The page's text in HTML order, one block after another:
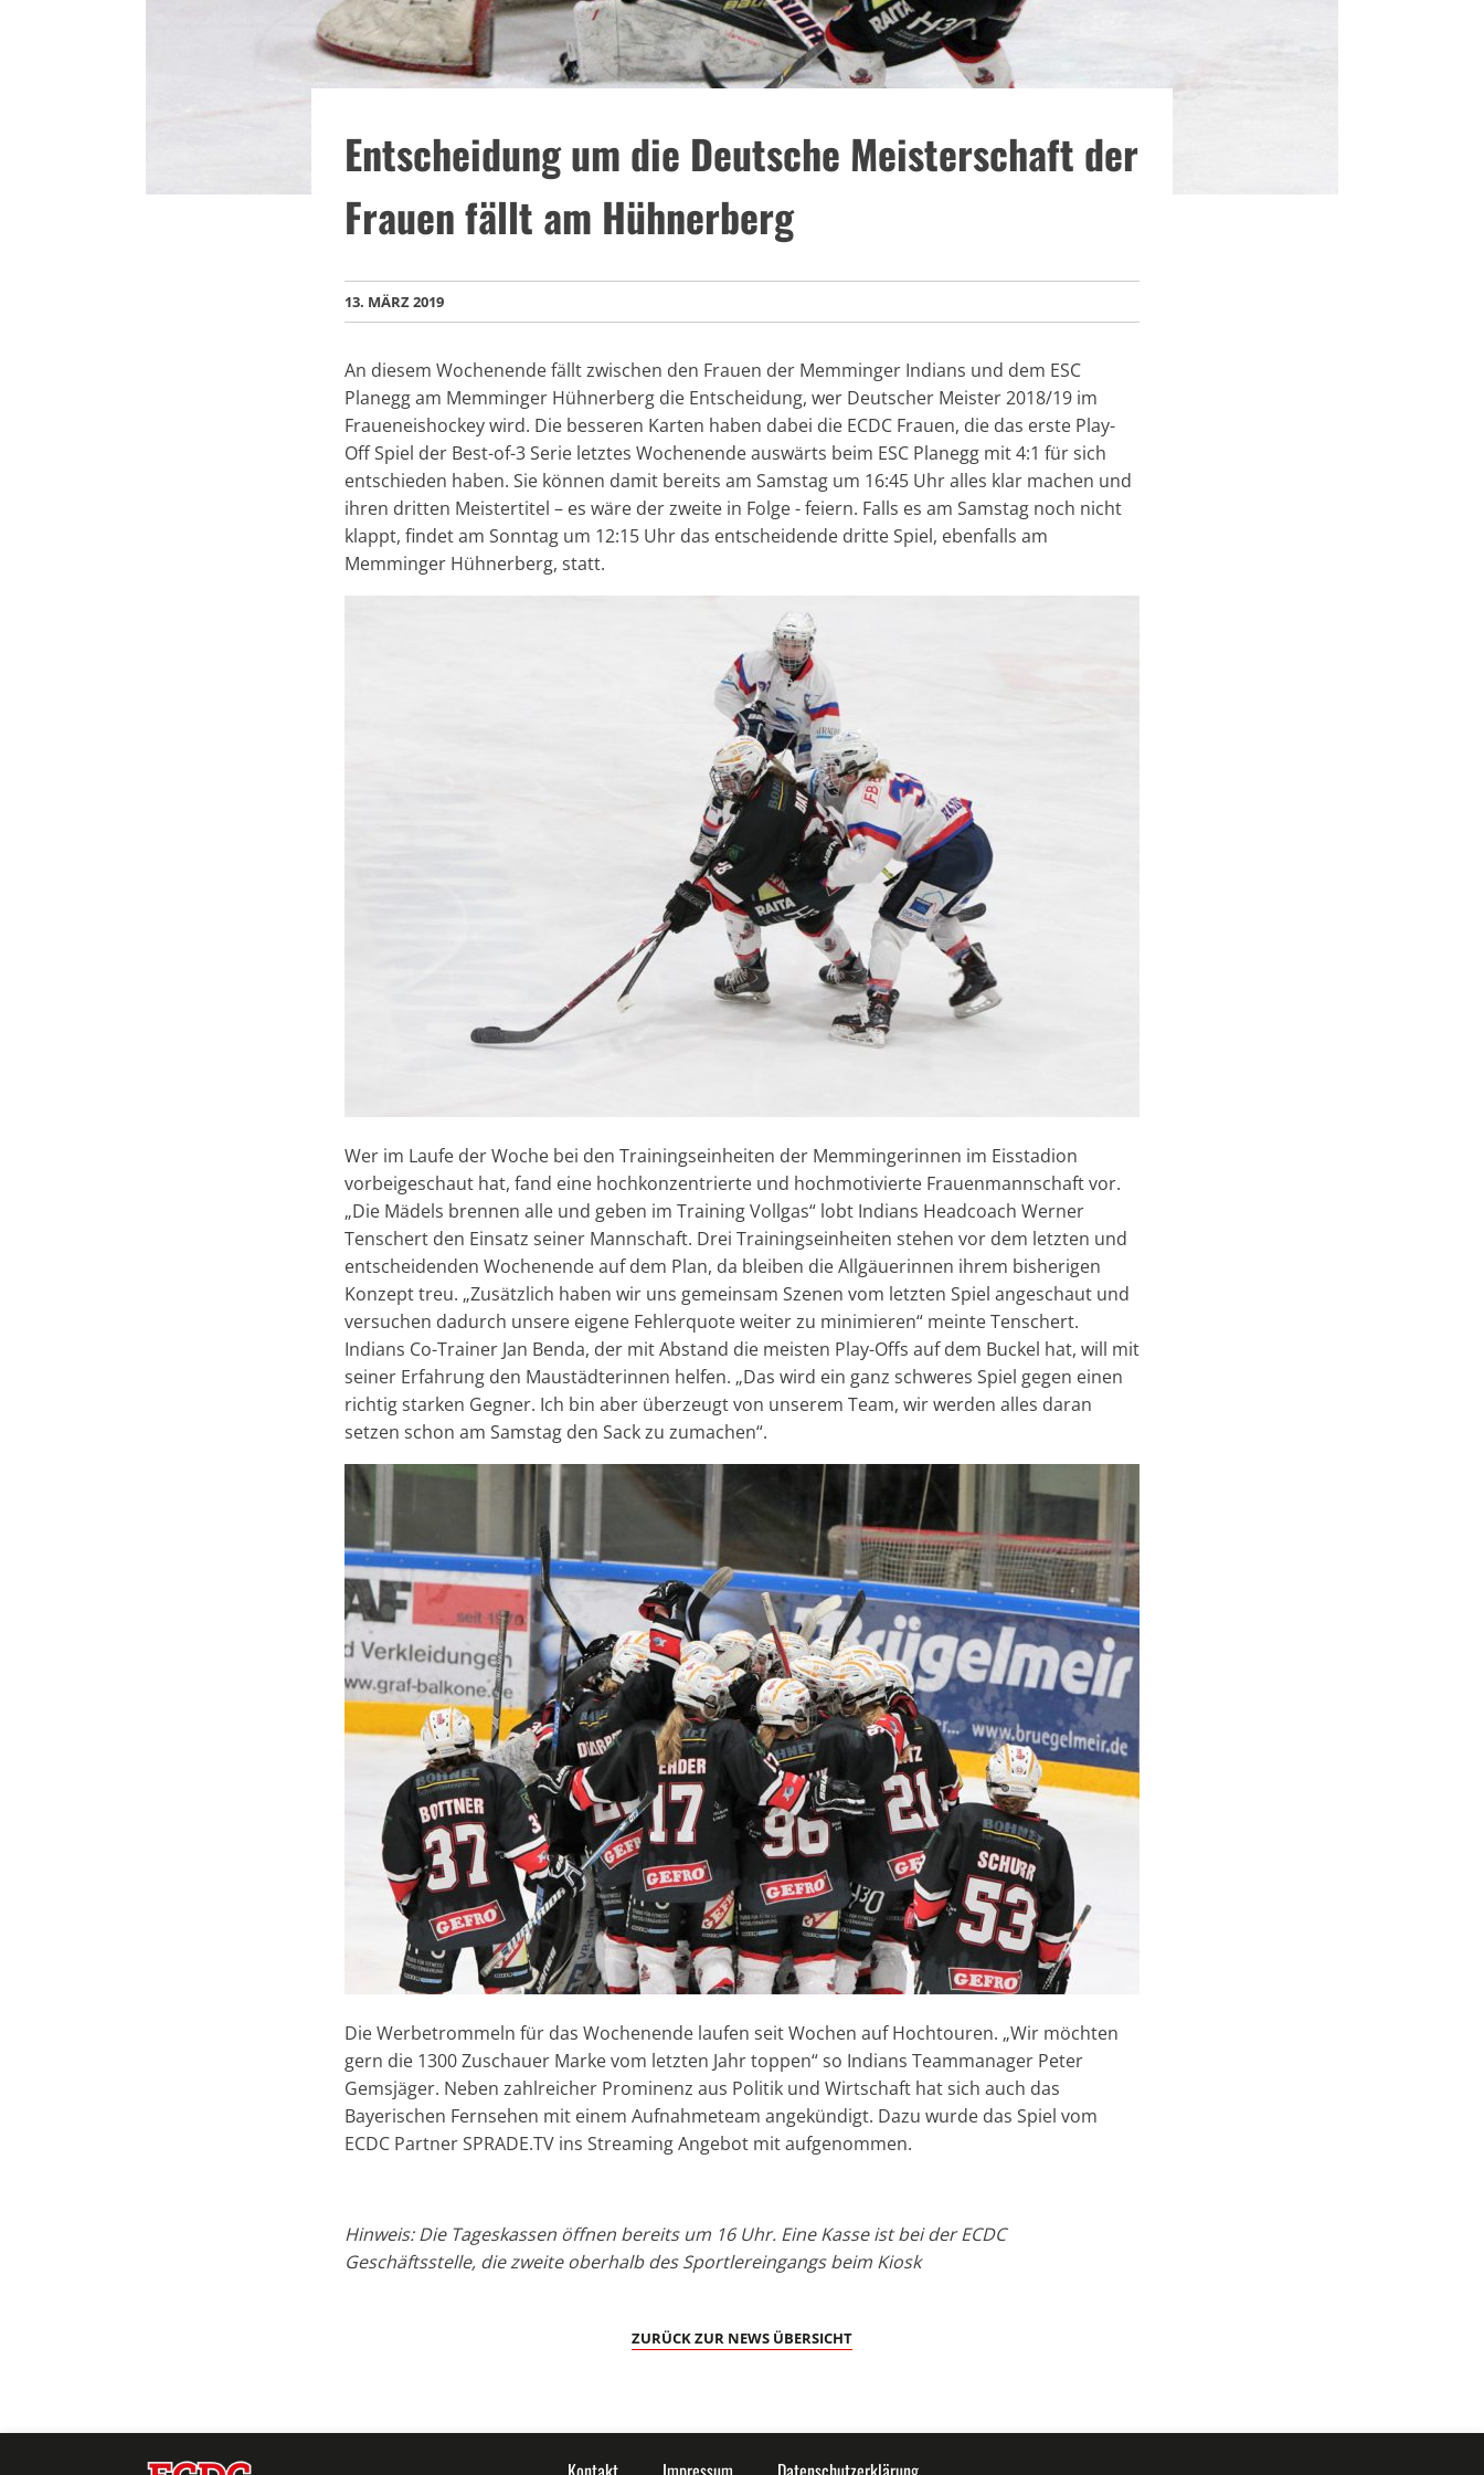
Entscheidung um die Deutsche Meisterschaft der
Frauen fällt am Hühnerberg
13. MÄRZ 2019
An diesem Wochenende fällt zwischen den Frauen der Memminger Indians und dem ESC
Planegg am Memminger Hühnerberg die Entscheidung, wer Deutscher Meister 2018/19 im
Fraueneishockey wird. Die besseren Karten haben dabei die ECDC Frauen, die das erste Play-
Off Spiel der Best-of-3 Serie letztes Wochenende auswärts beim ESC Planegg mit 4:1 für sich
entschieden haben. Sie können damit bereits am Samstag um 16:45 Uhr alles klar machen und
ihren dritten Meistertitel – es wäre der zweite in Folge - feiern. Falls es am Samstag noch nicht
klappt, findet am Sonntag um 12:15 Uhr das entscheidende dritte Spiel, ebenfalls am
Memminger Hühnerberg, statt.
Wer im Laufe der Woche bei den Trainingseinheiten der Memmingerinnen im Eisstadion
vorbeigeschaut hat, fand eine hochkonzentrierte und hochmotivierte Frauenmannschaft vor.
„Die Mädels brennen alle und geben im Training Vollgas“ lobt Indians Headcoach Werner
Tenschert den Einsatz seiner Mannschaft. Drei Trainingseinheiten stehen vor dem letzten und
entscheidenden Wochenende auf dem Plan, da bleiben die Allgäuerinnen ihrem bisherigen
Konzept treu. „Zusätzlich haben wir uns gemeinsam Szenen vom letzten Spiel angeschaut und
versuchen dadurch unsere eigene Fehlerquote weiter zu minimieren“ meinte Tenschert.
Indians Co-Trainer Jan Benda, der mit Abstand die meisten Play-Offs auf dem Buckel hat, will mit
seiner Erfahrung den Maustädterinnen helfen. „Das wird ein ganz schweres Spiel gegen einen
richtig starken Gegner. Ich bin aber überzeugt von unserem Team, wir werden alles daran
setzen schon am Samstag den Sack zu zumachen“.
Die Werbetrommeln für das Wochenende laufen seit Wochen auf Hochtouren. „Wir möchten
gern die 1300 Zuschauer Marke vom letzten Jahr toppen“ so Indians Teammanager Peter
Gemsjäger. Neben zahlreicher Prominenz aus Politik und Wirtschaft hat sich auch das
Bayerischen Fernsehen mit einem Aufnahmeteam angekündigt. Dazu wurde das Spiel vom
ECDC Partner SPRADE.TV ins Streaming Angebot mit aufgenommen.
Hinweis: Die Tageskassen öffnen bereits um 16 Uhr. Eine Kasse ist bei der ECDC
Geschäftsstelle, die zweite oberhalb des Sportlereingangs beim Kiosk
ZURÜCK ZUR NEWS ÜBERSICHT